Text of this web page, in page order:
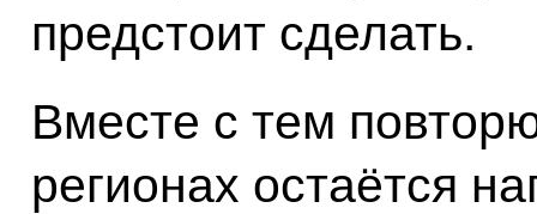
предстоит сделать.
Вместе с тем
регионах остаётся